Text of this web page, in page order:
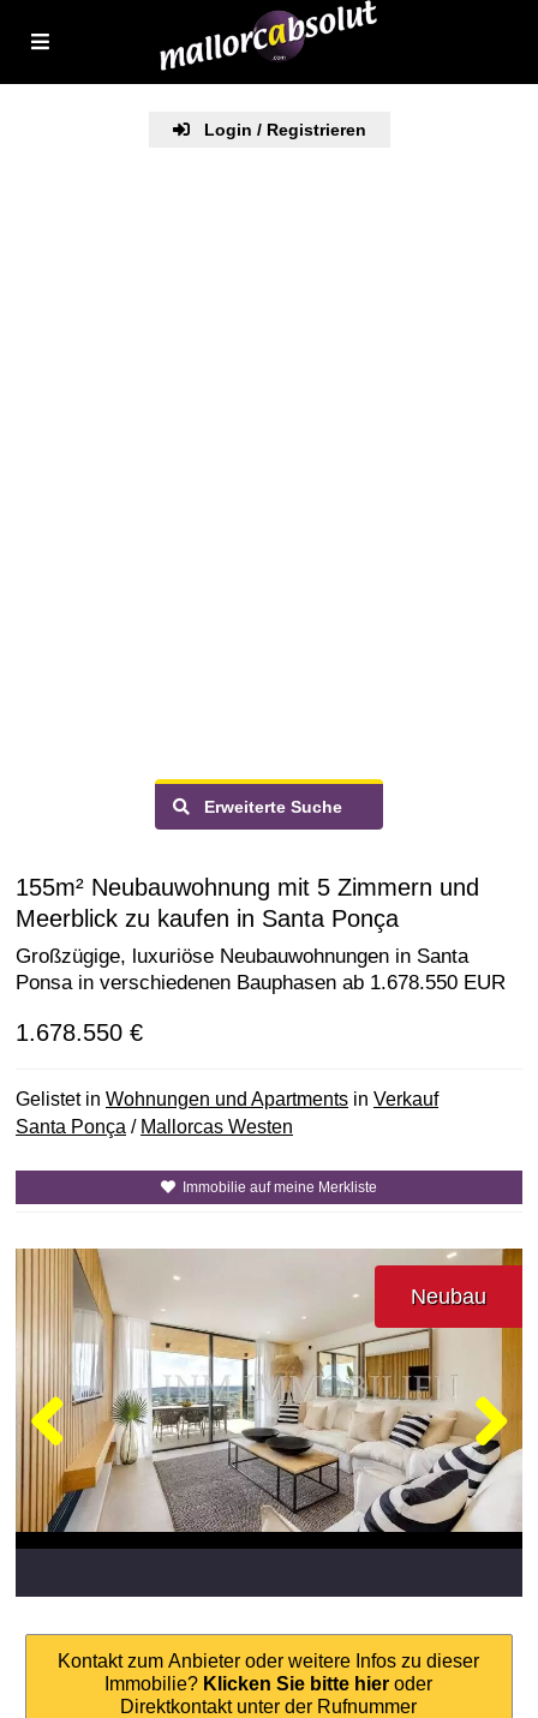
Login / Registrieren
Erweiterte Suche
155m² Neubauwohnung mit 5 Zimmern und
Meerblick zu kaufen in Santa Ponça
Großzügige, luxuriöse Neubauwohnungen in Santa
Ponsa in verschiedenen Bauphasen ab 1.678.550 EUR
1.678.550 €
Gelistet in Wohnungen und Apartments in Verkauf
Santa Ponça / Mallorcas Westen
Immobilie auf meine Merkliste
Neubau
Kontakt zum Anbieter oder weitere Infos zu dieser
Immobilie? Klicken Sie bitte hier oder
Direktkontakt unter der Rufnummer